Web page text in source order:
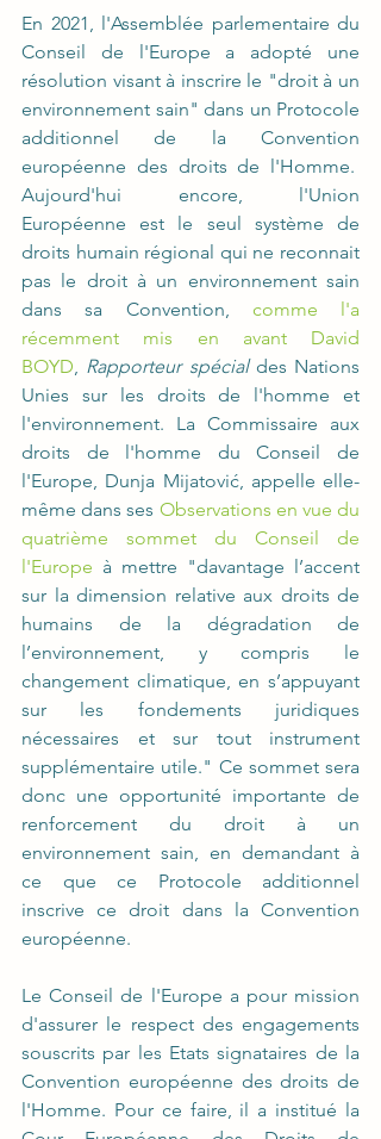
En 2021, l'Assemblée parlementaire du
Conseil de l'Europe a adopté une
résolution visant à inscrire le "droit à un
environnement sain" dans un Protocole
additionnel de la Convention
européenne des droits de l'Homme.
Aujourd'hui encore, l'Union
Européenne est le seul système de
droits humain régional qui ne reconnait
pas le droit à un environnement sain
dans sa Convention, comme l'a
récemment mis en avant David
BOYD, Rapporteur spécial des Nations
Unies sur les droits de l'homme et
l'environnement. La Commissaire aux
droits de l'homme du Conseil de
l'Europe, Dunja Mijatović, appelle elle-
même dans ses Observations en vue du
quatrième sommet du Conseil de
l'Europe à mettre "davantage l’accent
sur la dimension relative aux droits de
humains de la dégradation de
l’environnement, y compris le
changement climatique, en s’appuyant
sur les fondements juridiques
nécessaires et sur tout instrument
supplémentaire utile." Ce sommet sera
donc une opportunité importante de
renforcement du droit à un
environnement sain, en demandant à
ce que ce Protocole additionnel
inscrive ce droit dans la Convention
européenne.
Le Conseil de l'Europe a pour mission
d'assurer le respect des engagements
souscrits par les Etats signataires de la
Convention européenne des droits de
l'Homme. Pour ce faire, il a institué la